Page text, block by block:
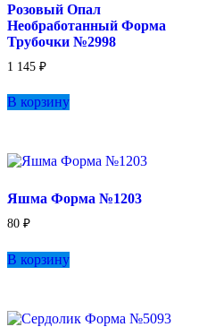
Розовый Опал
Необработанный Форма
Трубочки №2998
1 145 ₽
В корзину
Яшма Форма №1203
80 ₽
В корзину